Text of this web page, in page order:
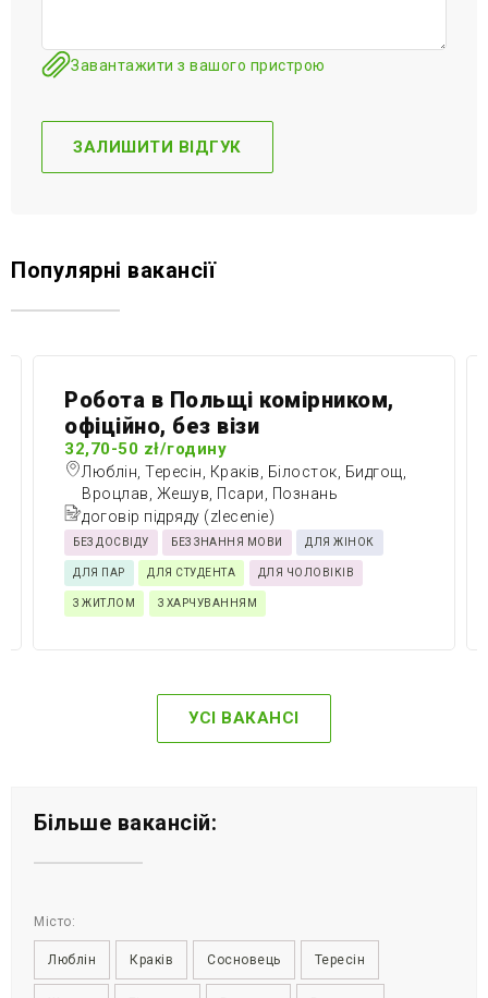
Завантажити з вашого пристрою
Популярні вакансії
Робота в Польщі комірником,
офіційно, без візи
32,70-50 zł/годину
Люблін, Тересін, Краків, Білосток, Бидгощ,
Вроцлав, Жешув, Псари, Познань
договір підряду (zlecenie)
БЕЗ ДОСВІДУ БЕЗ ЗНАННЯ МОВИ ДЛЯ ЖІНОК
ДЛЯ ПАР ДЛЯ СТУДЕНТА ДЛЯ ЧОЛОВІКІВ
З ЖИТЛОМ З ХАРЧУВАННЯМ
УСІ ВАКАНСІ
Більше вакансій:
Місто:
Люблін Краків Сосновець Тересін